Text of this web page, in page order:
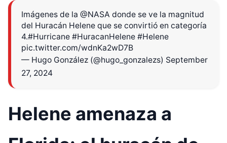
Imágenes de la @NASA donde se ve la magnitud
del Huracán Helene que se convirtió en categoría
4.#Hurricane #HuracanHelene #Helene
pic.twitter.com/wdnKa2wD7B
— Hugo González (@hugo_gonzalezs) September
27, 2024
Helene amenaza a